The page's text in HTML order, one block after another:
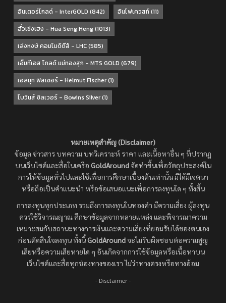
อินเตอร์โกลด์ - InterGOLD (842) อินโฟเควสท์(11)
ฮั่วเซ่งเฮง - Hua Seng Heng(1013)
เล่งหงษ์ คอมโมดิตีส์ - LHC(585)
เอ็มทีเอส โกลด์ แม่ทองสุก - MTS GOLD (679)
เฮลมุท ฟิสเชอร์ - Helmut Fischer(1)
โบวินส์ ซิลเวอร์ - Bowins Silver(1)
หมายเหตุสำคัญ (Disclaimer)
ข้อมูล ข่าวสาร บทความ บทวิเคราะห์ ราคา และเนื้อหาอื่น ๆ ที่ปรากฏ
บนเว็บไซต์และสื่อในเครือ GoldAroundจัดทำขึ้นเพื่อวัตถุประสงค์ใน
การให้ข้อมูลทั่วไปและใช้เพื่อการศึกษาเบื้องต้นเท่านั้น มิได้มีเจตนา
หรือถือเป็นคำแนะนำ หรือข้อเสนอแนะเพื่อการลงทุนใด ๆ ทั้งสิ้น
การลงทุนทุกประเภท รวมถึงการลงทุนในทองคำ มีความเสี่ยง ผู้ลงทุน
ควรใช้วิจารณญาณ ศึกษาข้อมูลจากหลายแหล่ง และพิจารณาความ
เหมาะสมกับสถานะทางการเงินและความเสี่ยงที่ยอมรับได้ของตนเอง
ก่อนตัดสินใจลงทุน ทั้งนี้GoldAround จะไม่รับผิดชอบต่อความสูญ
เสียหรือความเสียหายใด ๆ อันเกิดจากการใช้ข้อมูลหรือเนื้อหาบน
เว็บไซต์และสื่อทุกช่องทางของเรา ไม่ว่าทางตรงหรือทางอ้อม
- Disclaimer -